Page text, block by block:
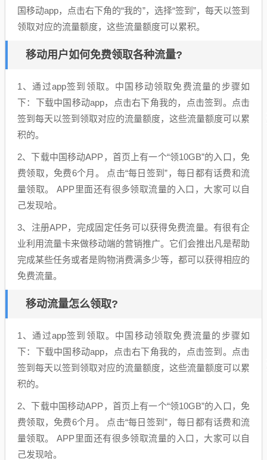
国移动app，点击右下角的“我的”，选择“签到”，每天以签到
领取对应的流量额度，这些流量额度可以累积。
移动用户如何免费领取各种流量?
1、通过app签到领取。中国移动领取免费流量的步骤如
下：下载中国移动app，点击右下角我的，点击签到。点击
签到每天以签到领取对应的流量额度，这些流量额度可以累
积的。
2、下载中国移动APP，首页上有一个“领10GB”的入口，免
费领取，免费6个月。 点击“每日签到”，每日都有话费和流
量领取。 APP里面还有很多领取流量的入口，大家可以自
己发现哈。
3、注册APP，完成固定任务可以获得免费流量。有很有企
业利用流量卡来做移动端的营销推广。它们会推出凡是帮助
完成某些任务或者是购物消费满多少等，都可以获得相应的
免费流量。
移动流量怎么领取?
1、通过app签到领取。中国移动领取免费流量的步骤如
下：下载中国移动app，点击右下角我的，点击签到。点击
签到每天以签到领取对应的流量额度，这些流量额度可以累
积的。
2、下载中国移动APP，首页上有一个“领10GB”的入口，免
费领取，免费6个月。 点击“每日签到”，每日都有话费和流
量领取。 APP里面还有很多领取流量的入口，大家可以自
己发现哈。